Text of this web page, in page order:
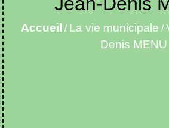
Accueil / La vie municipale /
Denis MENU